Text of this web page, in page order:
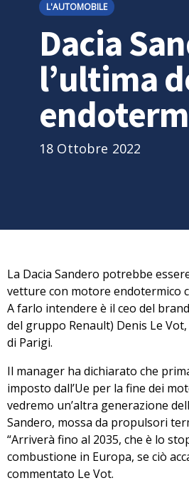
L'AUTOMOBILE
Dacia
l’ultima
18 Ottobre 2022
La Dacia Sandero potrebbe
vetture con motore endotermico
A farlo intendere è il ceo del
del gruppo Renault) Denis Le Vot
di Parigi.
Il manager ha dichiarato che
imposto dall’Ue per la fine dei
vedremo un’altra generazione
Sandero, mossa da propulsori
“Arriverà fino al 2035, che è lo
combustione in Europa, se ciò
commentato Le Vot.